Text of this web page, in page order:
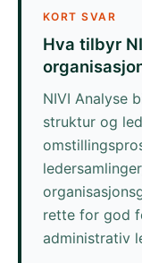
KORT SVAR
Hva tilbyr
NIVI Analyse
struktur og
rette for god
administrativ